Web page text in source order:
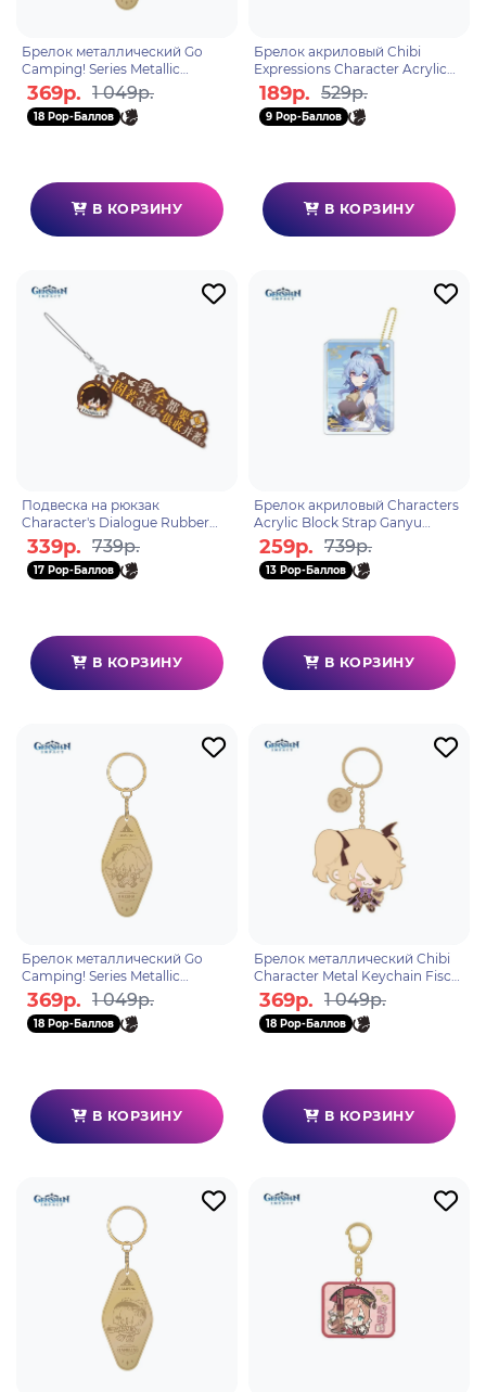
Брелок металлический Go
Camping! Series Metallic
Keychain Gorou 6975213688380
369р. 1 049р.
18 Pop-Баллов
В КОРЗИНУ
Брелок акриловый Chibi
Expressions Character Acrylic
Keychain Eula 6974096537549
189р. 529р.
9 Pop-Баллов
В КОРЗИНУ
Подвеска на рюкзак
Character's Dialogue Rubber
Straps Zhongli 6974696614329
339р. 739р.
17 Pop-Баллов
В КОРЗИНУ
Брелок акриловый Characters
Acrylic Block Strap Ganyu
6974696611410
259р. 739р.
13 Pop-Баллов
В КОРЗИНУ
Брелок металлический Go
Camping! Series Metallic
Keychain Kaedehara Kazuha
6975213688397
369р. 1 049р.
18 Pop-Баллов
В КОРЗИНУ
Брелок металлический Chibi
Character Metal Keychain Fischl
6972957486258
369р. 1 049р.
18 Pop-Баллов
В КОРЗИНУ